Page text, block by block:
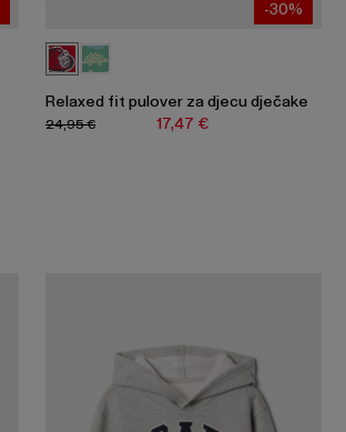
-30%
Relaxed fit pulover za djecu dječake
17,47 €
24,95 €